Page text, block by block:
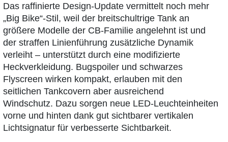
Das raffinierte Design-Update vermittelt noch mehr
„Big Bike“-Stil, weil der breitschultrige Tank an
größere Modelle der CB-Familie angelehnt ist und
der straffen Linienführung zusätzliche Dynamik
verleiht – unterstützt durch eine modifizierte
Heckverkleidung. Bugspoiler und schwarzes
Flyscreen wirken kompakt, erlauben mit den
seitlichen Tankcovern aber ausreichend
Windschutz. Dazu sorgen neue LED-Leuchteinheiten
vorne und hinten dank gut sichtbarer vertikalen
Lichtsignatur für verbesserte Sichtbarkeit.